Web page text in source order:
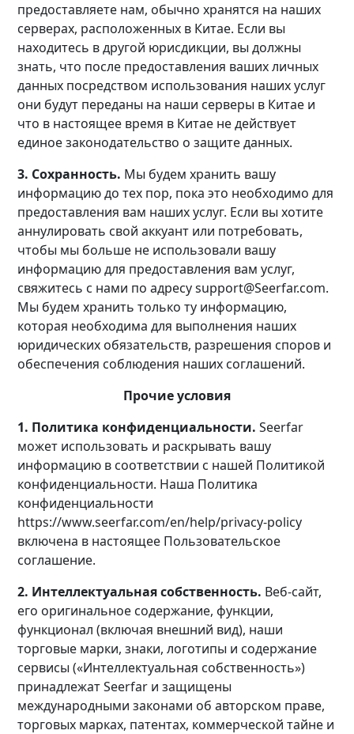
предоставляете нам, обычно хранятся на наших
серверах, расположенных в Китае. Если вы
находитесь в другой юрисдикции, вы должны
знать, что после предоставления ваших личных
данных посредством использования наших услуг
они будут переданы на наши серверы в Китае и
что в настоящее время в Китае не действует
единое законодательство о защите данных.
3. Сохранность. Мы будем хранить вашу
информацию до тех пор, пока это необходимо для
предоставления вам наших услуг. Если вы хотите
аннулировать свой аккуант или потребовать,
чтобы мы больше не использовали вашу
информацию для предоставления вам услуг,
свяжитесь с нами по адресу support@Seerfar.com.
Мы будем хранить только ту информацию,
которая необходима для выполнения наших
юридических обязательств, разрешения споров и
обеспечения соблюдения наших соглашений.
Прочие условия
1. Политика конфиденциальности.Seerfar
может использовать и раскрывать вашу
информацию в соответствии с нашей Политикой
конфиденциальности. Наша Политика
конфиденциальности
https://www.seerfar.com/en/help/privacy-policy
включена в настоящее Пользовательское
соглашение.
2. Интеллектуальная собственность. Веб-сайт,
его оригинальное содержание, функции,
функционал (включая внешний вид), наши
торговые марки, знаки, логотипы и содержание
сервисы («Интеллектуальная собственность»)
принадлежат Seerfar и защищены
международными законами об авторском праве,
торговых марках, патентах, коммерческой тайне и